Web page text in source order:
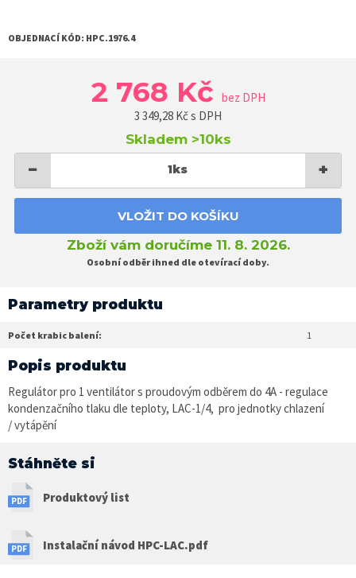
OBJEDNACÍ KÓD: HPC.1976.4
2 768 Kč bez DPH
3 349,28 Kč s DPH
Skladem >10ks
− 1ks +
VLOŽIT DO KOŠÍKU
Zboží vám doručíme 11. 8. 2026.
Osobní odběr ihned dle otevírací doby.
Parametry produktu
Počet krabic balení: 1
Popis produktu
Regulátor pro 1 ventilátor s proudovým odběrem do 4A - regulace
kondenzačního tlaku dle teploty, LAC-1/4, pro jednotky chlazení
/ vytápění
Stáhněte si
Produktový list
Instalační návod HPC-LAC.pdf